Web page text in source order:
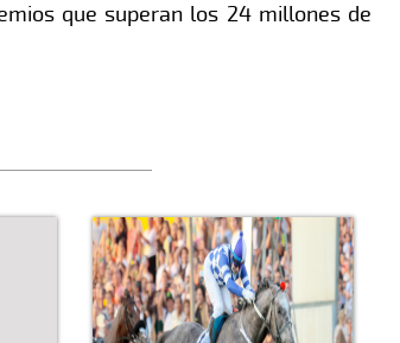
que superan los 24 millones de